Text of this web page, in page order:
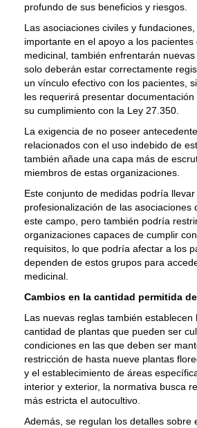
profundo de sus beneficios y riesgos.
Las asociaciones civiles y
importante en el apoyo a los
medicinal, también enfrentarán
solo deberán estar correctamente
un vínculo efectivo con los pacientes,
les requerirá presentar
su cumplimiento con la Ley 27.350.
La exigencia de no poseer
relacionados con el uso indebido de
también añade una capa más de
miembros de estas organizaciones.
Este conjunto de medidas podría
profesionalización de las asociaciones
este campo, pero también podría
organizaciones capaces de cumplir
requisitos, lo que podría afectar a los
dependen de estos grupos para
medicinal.
Cambios en la cantidad permitida
Las nuevas reglas también establecen
cantidad de plantas que pueden ser
condiciones en las que deben ser
restricción de hasta nueve plantas
y el establecimiento de áreas
interior y exterior, la normativa busca
más estricta el autocultivo.
Además, se regulan los detalles sobre